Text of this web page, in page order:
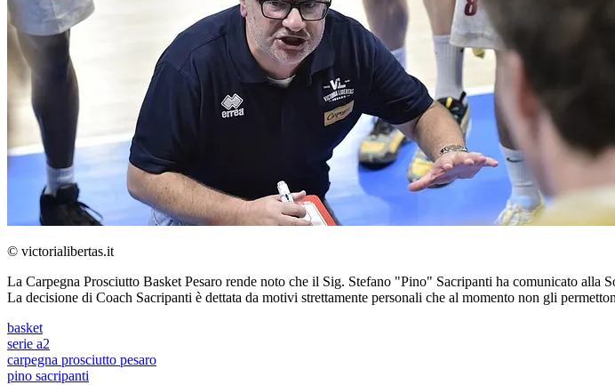
© victorialibertas.it
La Carpegna Prosciutto Basket Pesaro rende noto che il Sig. Stefano "Pino" Sacripanti ha comunicato
La decisione di Coach Sacripanti è dettata da motivi strettamente personali che al momento non gli
basket
serie a2
carpegna prosciutto pesaro
pino sacripanti